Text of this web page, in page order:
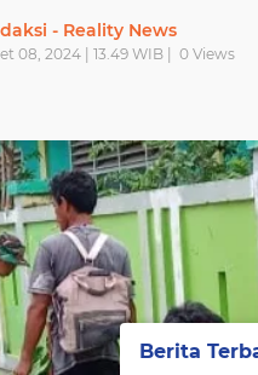
- Reality News
08, 2024 | 13.49 WIB | 0 Views
Berita